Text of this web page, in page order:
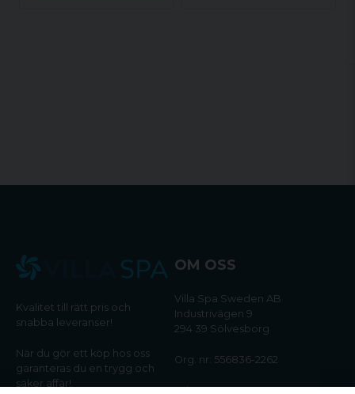
Kvalitet till rätt pris och
snabba leveranser!
När du gör ett köp hos oss
garanteras du en trygg och
säker affär!
OM OSS
Villa Spa Sweden AB
Industrivägen 9
294 39 Sölvesborg
Org. nr: 556836-2262
Tel:0456-405566